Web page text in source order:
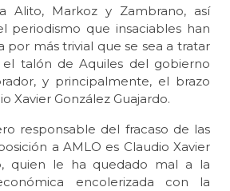
Alito, Markoz y Zambrano, así
periodismo que insaciables han
por más trivial que se sea a tratar
talón de Aquiles del gobierno
y principalmente, el brazo
Xavier González Guajardo.
responsable del fracaso de las
a AMLO es Claudio Xavier
quien le ha quedado mal a la
encolerizada con la